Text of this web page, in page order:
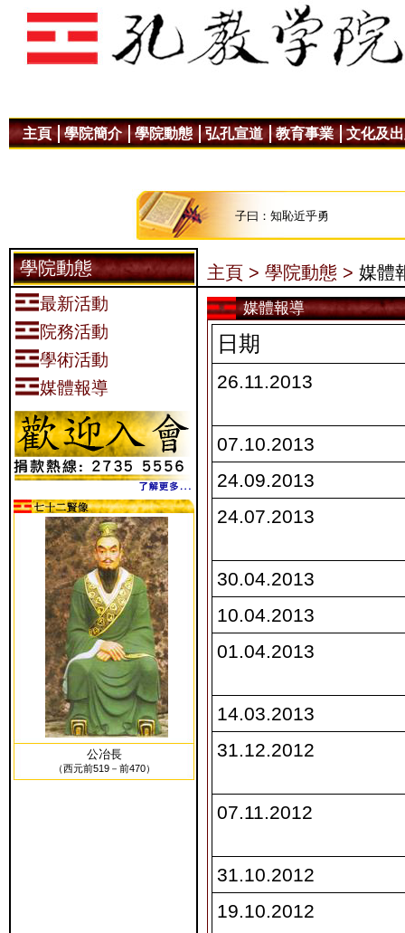
主頁 學院簡介 學院動態 弘孔宣道 教育事業 文化及
子曰：知恥近乎勇
學院動態
最新活動
院務活動
學術活動
媒體報導
公冶長
（西元前519－前470）
主頁 > 學院動態 > 媒體
媒體報導
日期
26.11.2013
07.10.2013
24.09.2013
24.07.2013
30.04.2013
10.04.2013
01.04.2013
14.03.2013
31.12.2012
07.11.2012
31.10.2012
19.10.2012